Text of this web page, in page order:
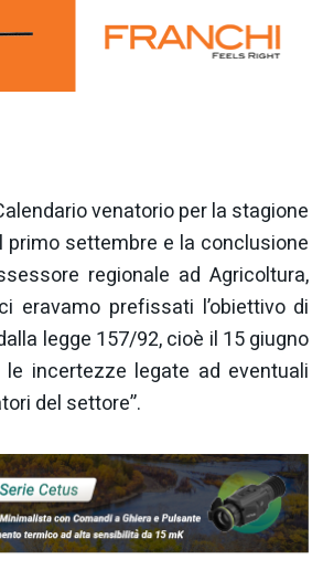
venatorio per la stagione
primo settembre e la conclusione
regionale ad Agricoltura,
eravamo prefissati l’obiettivo di
legge 157/92, cioè il 15 giugno
incertezze legate ad eventuali
del settore”.